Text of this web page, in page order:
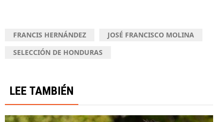
FRANCIS HERNÁNDEZ
JOSÉ FRANCISCO MOLINA
SELECCIÓN DE HONDURAS
LEE TAMBIÉN